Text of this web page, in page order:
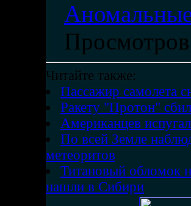
Просмотров
Читайте также:
Пассажир самолета
Ракету "Протон"
Американцев
По всей Земле
метеоритов
Титановый обломок
нашли в Сибири